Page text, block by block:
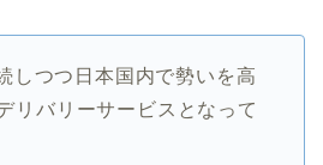
しつつ日本国内で勢いを高
リバリーサービスとなって